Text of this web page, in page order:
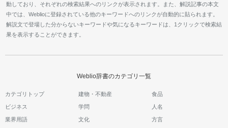
動しており、それぞれの検索結果へのリンクが表示されます。また、解説記事の本文
中では、Weblioに登録されている他のキーワードへのリンクが自動的に貼られます。
解説文で登場した分からないキーワードや気になるキーワードは、1クリックで検索結
果を表示することができます。
Weblio辞書のカテゴリ一覧
カテゴリトップ 建物・不動産 食品
ビジネス 学問 人名
業界用語 文化 方言